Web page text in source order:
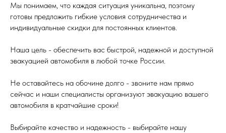
Мы понимаем, что каждая ситуация уникальна, поэтому
готовы предложить гибкие условия сотрудничества и
индивидуальные скидки для постоянных клиентов.
Наша цель - обеспечить вас быстрой, надежной и доступной
эвакуацией автомобиля в любой точке России.
Не оставайтесь на обочине долго - звоните нам прямо
сейчас и наши специалисты организуют эвакуацию вашего
автомобиля в кратчайшие сроки!
Выбирайте качество и надежность - выбирайте нашу